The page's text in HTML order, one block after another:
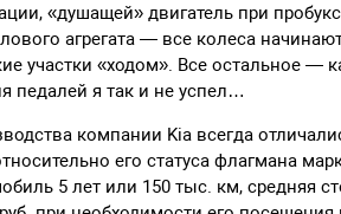
«душащей» двигатель при
агрегата — все колеса
участки «ходом». Все остальное —
педалей я так и не успел…
компании Kia всегда
его статуса флагмана
5 лет или 150 тыс. км, средняя